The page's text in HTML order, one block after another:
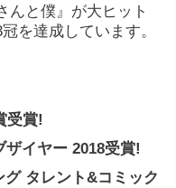
んと僕』が大ヒット
を達成しています。
受賞!
ザイヤー 2018受賞!
タレント&コミック